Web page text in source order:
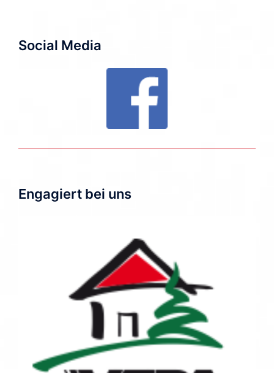
Social Media
Engagiert bei uns